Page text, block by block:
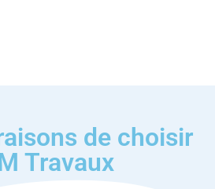
de choisir
Travaux